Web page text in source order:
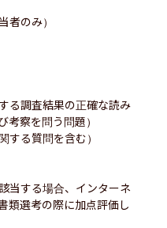
者のみ）
る調査結果の正確な読み
察を問う問題）
する質問を含む）
当する場合、インターネ
類選考の際に加点評価し